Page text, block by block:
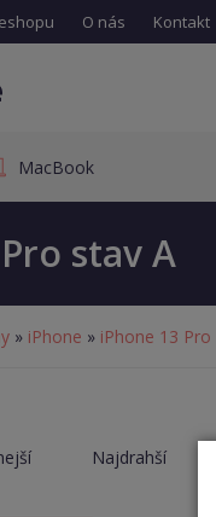
O nás Kontakt
MacBook
stav A
» iPhone » iPhone 13 Pro
Najdrahší